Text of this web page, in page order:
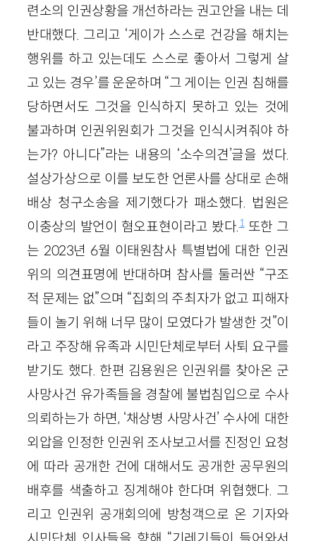
련소의 인권상황을 개선하라는 권고안을 내는 데
반대했다. 그리고 ‘게이가 스스로 건강을 해치는
행위를 하고 있는데도 스스로 좋아서 그렇게 살
고 있는 경우’를 운운하며 “그 게이는 인권 침해를
당하면서도 그것을 인식하지 못하고 있는 것에
불과하며 인권위원회가 그것을 인식시켜줘야 하
는가? 아니다”라는 내용의 ‘소수의견’글을 썼다.
설상가상으로 이를 보도한 언론사를 상대로 손해
배상 청구소송을 제기했다가 패소했다. 법원은
이충상의 발언이 혐오표현이라고 봤다.1또한 그
는 2023년 6월 이태원참사 특별법에 대한 인권
위의 의견표명에 반대하며 참사를 둘러싼 “구조
적 문제는 없”으며 “집회의 주최자가 없고 피해자
들이 놀기 위해 너무 많이 모였다가 발생한 것”이
라고 주장해 유족과 시민단체로부터 사퇴 요구를
받기도 했다. 한편 김용원은 인권위를 찾아온 군
사망사건 유가족들을 경찰에 불법침입으로 수사
의뢰하는가 하면, ‘채상병 사망사건’ 수사에 대한
외압을 인정한 인권위 조사보고서를 진정인 요청
에 따라 공개한 건에 대해서도 공개한 공무원의
배후를 색출하고 징계해야 한다며 위협했다. 그
리고 인권위 공개회의에 방청객으로 온 기자와